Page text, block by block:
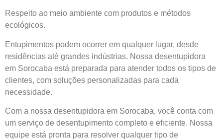
Respeito ao meio ambiente com produtos e métodos
ecológicos.
Entupimentos podem ocorrer em qualquer lugar, desde
residências até grandes indústrias. Nossa desentupidora
em Sorocaba está preparada para atender todos os tipos de
clientes, com soluções personalizadas para cada
necessidade.
Com a nossa desentupidora em Sorocaba, você conta com
um serviço de desentupimento completo e eficiente. Nossa
equipe está pronta para resolver qualquer tipo de